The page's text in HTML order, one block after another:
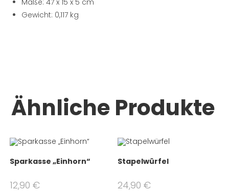
Gewicht: 0,117 kg
Ähnliche Produkte
Sparkasse „Einhorn“
12,90 €
Stapelwürfel
24,90€